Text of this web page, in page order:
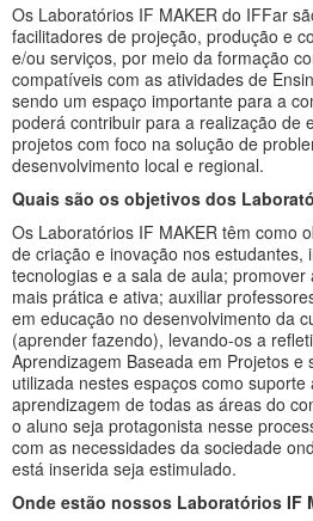
Os Laboratórios IF MAKER do IFFar
facilitadores de projeção, produção e
e/ou serviços, por meio da formação
compatíveis com as atividades de
sendo um espaço importante para a
poderá contribuir para a realização de
projetos com foco na solução de
desenvolvimento local e regional.
Quais são os objetivos dos
Os Laboratórios IF MAKER têm como
de criação e inovação nos estudantes,
tecnologias e a sala de aula;
mais prática e ativa; auxiliar
em educação no desenvolvimento da
(aprender fazendo), levando-os a
Aprendizagem Baseada em Projetos e
utilizada nestes espaços como
aprendizagem de todas as áreas do
o aluno seja protagonista nesse
com as necessidades da sociedade
está inserida seja estimulado.
Onde estão nossos Laboratórios IF